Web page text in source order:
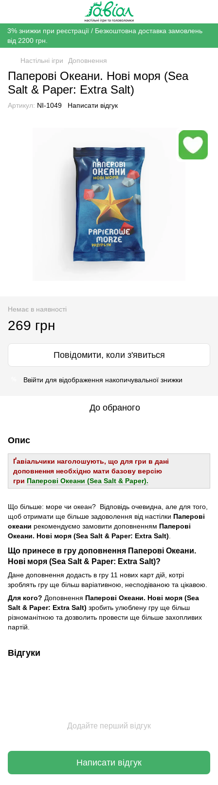
3% знижки при реєстрації / Безкоштовна доставка замовлень
від 2200 грн.
Настільні ігри Доповнення
Паперові Океани. Нові моря (Sea
Salt & Paper: Extra Salt)
Артикул: NI-1049 Написати відгук
Немає в наявності
269 грн
Повідомити, коли з'явиться
Ввійти для відображення накопичувальної знижки
До обраного
Опис
Ґавіальчики наголошують, що для гри в дані
доповнення необхідно мати базову версію
гри Паперові Океани (Sea Salt & Paper).
Що більше: море чи океан? Відповідь очевидна, але для того,
щоб отримати ще більше задоволення від настілки Паперові
океани рекомендуємо замовити доповненням Паперові
Океани. Нові моря (Sea Salt & Paper: Extra Salt)
Що принесе в гру доповнення Паперові Океани.
Нові моря (Sea Salt & Paper: Extra Salt)?
Дане доповнення додасть в гру 11 нових карт дій, котрі
зроблять гру ще більш варіативною, несподіваною та цікавою.
Для кого? Доповнення Паперові Океани. Нові моря (Sea
Salt & Paper: Extra Salt) зробить улюблену гру ще більш
різноманітною та дозволить провести ще більше захопливих
партій.
Відгуки
Додайте перший відгук
Написати відгук